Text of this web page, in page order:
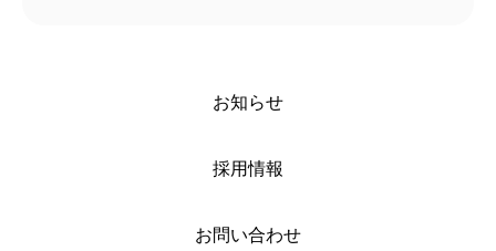
当社は、あらかじめご本人の同意を得た場合、および法
お知らせ
採用情報
お問い合わせ